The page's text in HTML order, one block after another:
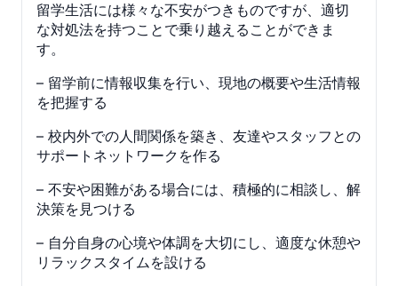
留学生活には様々な不安がつきものですが、適切
な対処法を持つことで乗り越えることができま
す。
– 留学前に情報収集を行い、現地の概要や生活情報
を把握する
– 校内外での人間関係を築き、友達やスタッフとの
サポートネットワークを作る
– 不安や困難がある場合には、積極的に相談し、解
決策を見つける
– 自分自身の心境や体調を大切にし、適度な休憩や
リラックスタイムを設ける